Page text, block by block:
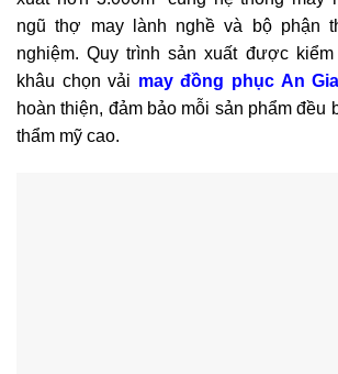
ngũ thợ may lành nghề và bộ phận
nghiệm. Quy trình sản xuất được
khâu chọn vải may đồng phục An
hoàn thiện, đảm bảo mỗi sản phẩm đều
thẩm mỹ cao.